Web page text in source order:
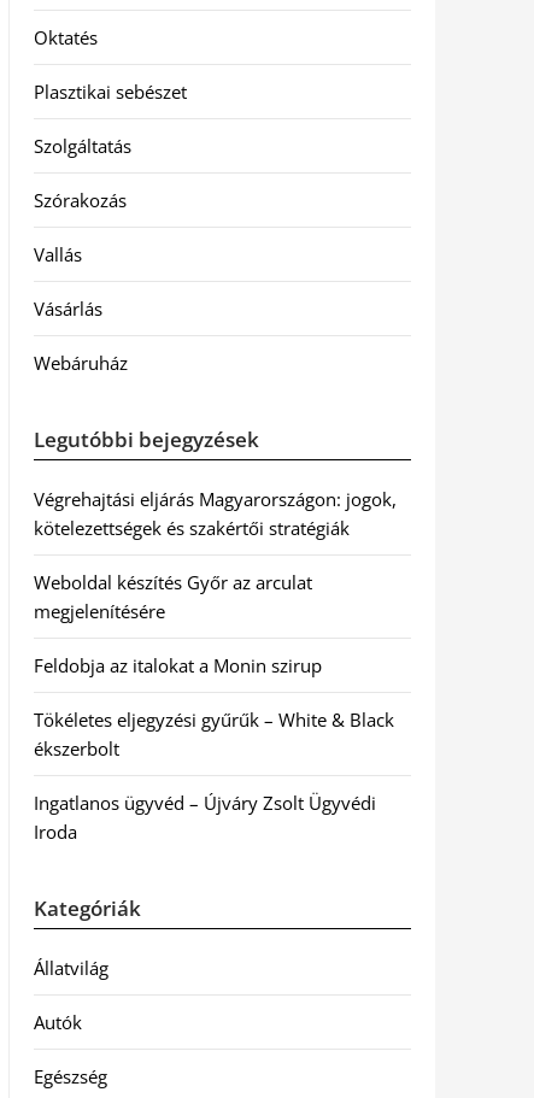
Oktatés
Plasztikai sebészet
Szolgáltatás
Szórakozás
Vallás
Vásárlás
Webáruház
Legutóbbi bejegyzések
Végrehajtási eljárás Magyarországon: jogok,
kötelezettségek és szakértői stratégiák
Weboldal készítés Győr az arculat
megjelenítésére
Feldobja az italokat a Monin szirup
Tökéletes eljegyzési gyűrűk – White & Black
ékszerbolt
Ingatlanos ügyvéd – Újváry Zsolt Ügyvédi
Iroda
Kategóriák
Állatvilág
Autók
Egészség